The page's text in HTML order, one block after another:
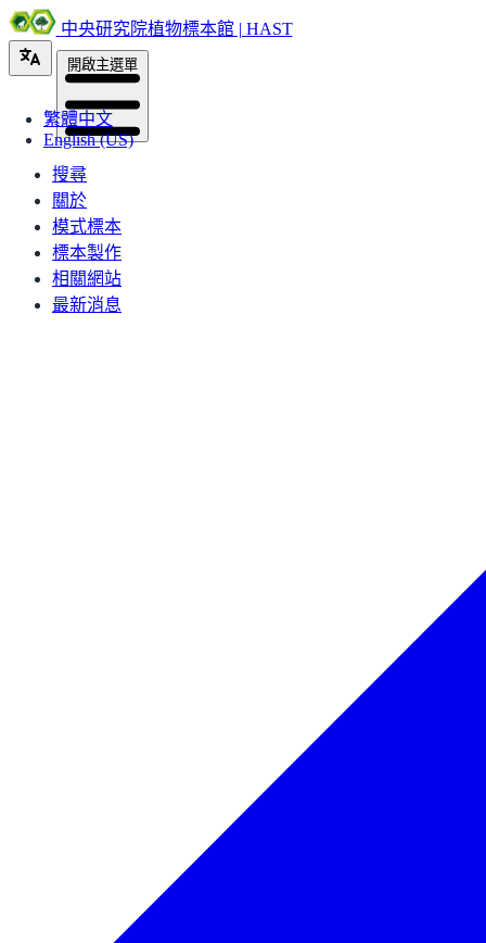
中央研究院植物標本館 | HAST
繁體中文
English (US)
開啟主選單
搜尋
關於
模式標本
標本製作
相關網站
最新消息